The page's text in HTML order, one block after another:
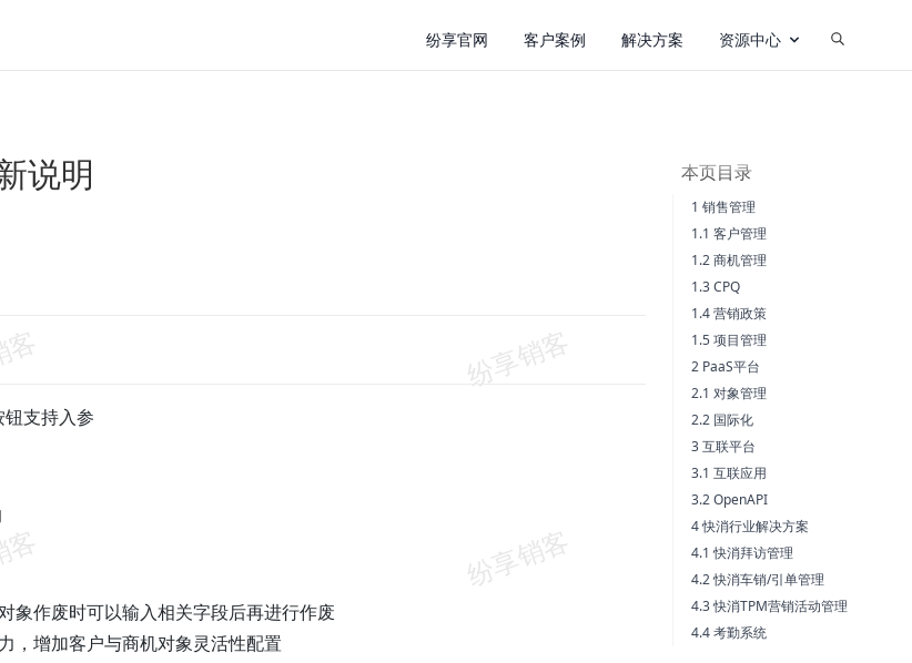
纷享官网 客户案例 解决方案 资源中心
说明
钮支持入参
象作废时可以输入相关字段后再进行作废
，增加客户与商机对象灵活性配置
本页目录
1 销售管理
1.1 客户管理
1.2 商机管理
1.3 CPQ
1.4 营销政策
1.5 项目管理
2 PaaS平台
2.1 对象管理
2.2 国际化
3 互联平台
3.1 互联应用
3.2 OpenAPI
4 快消行业解决方案
4.1 快消拜访管理
4.2 快消车销/引单管理
4.3 快消TPM营销活动管理
4.4 考勤系统